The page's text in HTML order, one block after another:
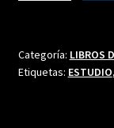
JUAN
cantidad
Categoría: LIBROS
Etiquetas: ESTUDIO,